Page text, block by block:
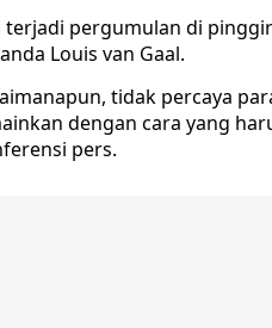
terjadi pergumulan di
Louis van Gaal.
tidak percaya
dengan cara yang
pers.